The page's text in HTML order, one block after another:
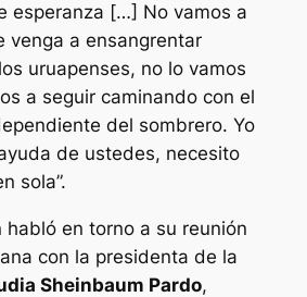
esperanza […] No vamos a
venga a ensangrentar
uruapenses, no lo vamos
a seguir caminando con el
del sombrero. Yo
de ustedes, necesito
sola”.
habló en torno a su reunión
con la presidenta de la
Sheinbaum Pardo,